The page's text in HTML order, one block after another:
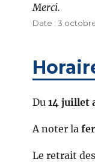
Merci.
Publié
3
Du 14 juillet
A noter la
Le retrait